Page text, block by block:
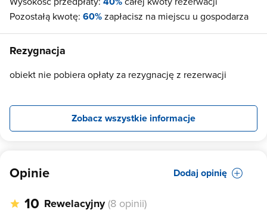
Pozostałą kwotę: 60%zapłacisz na miejscu u gospodarza
Rezygnacja
obiekt nie pobiera opłaty za rezygnację z rezerwacji
Zobacz wszystkie informacje
Opinie Dodaj opinię
10 Rewelacyjny (8 opinii)